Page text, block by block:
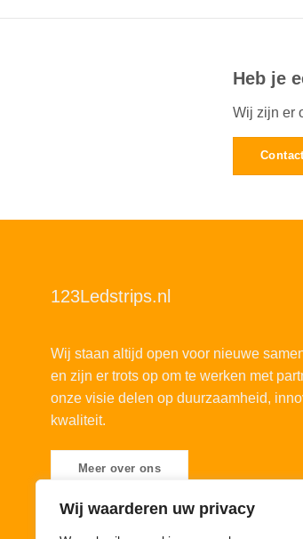
Wij waarderen uw privacy
Heb je
Wij zijn er
123Ledstrips.nl
Wij staan altijd open voor nieuwe
en zijn er trots op om te werken met
onze visie delen op duurzaamheid,
kwaliteit.
Meer over ons